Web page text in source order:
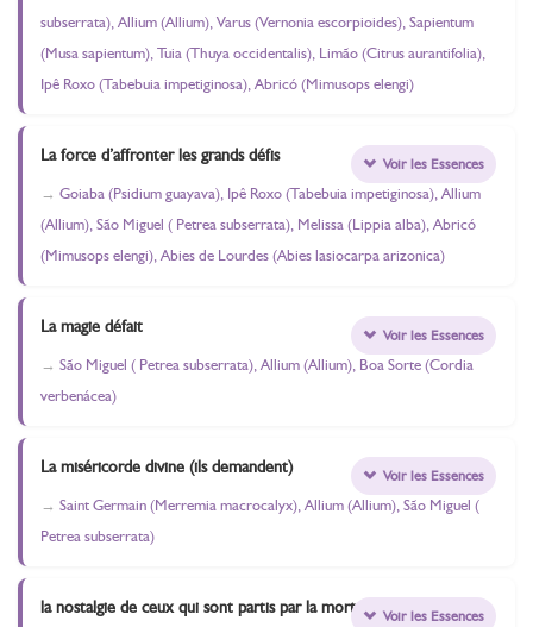
subserrata), Allium (Allium), Varus (Vernonia escorpioides), Sapientum
(Musa sapientum), Tuia (Thuya occidentalis), Limão (Citrus aurantifolia),
Ipê Roxo (Tabebuia impetiginosa), Abricó (Mimusops elengi)
La force d’affronter les grands défis
Goiaba (Psidium guayava), Ipê Roxo (Tabebuia impetiginosa), Allium
(Allium), São Miguel ( Petrea subserrata), Melissa (Lippia alba), Abricó
(Mimusops elengi), Abies de Lourdes (Abies lasiocarpa arizonica)
Voir les Essences
La magie défait
São Miguel ( Petrea subserrata), Allium (Allium), Boa Sorte (Cordia
verbenácea)
Voir les Essences
La miséricorde divine (ils demandent)
Saint Germain (Merremia macrocalyx), Allium (Allium), São Miguel (
Petrea subserrata)
Voir les Essences
la nostalgie de ceux qui sont partis par la mort ou parVoir les Essences